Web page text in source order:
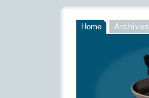
Home Archives